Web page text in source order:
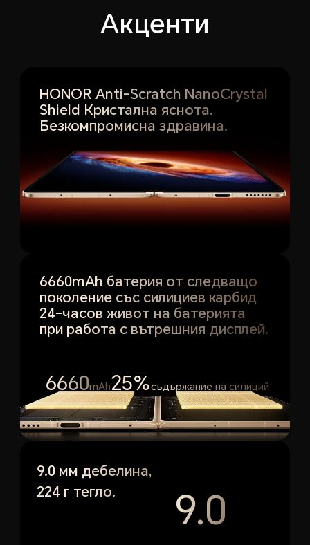
Акценти
HONOR Anti-Scratch NanoCrystal
Shield Кристална яснота.
Безкомпромисна здравина.
6660mAh батерия от следващо
поколение със силициев карбид
24-часов живот на батерията
при работа с вътрешния дисплей.
6660mAh25%съдържание на силиций
9.0 мм дебелина,
224 г тегло.
9.0